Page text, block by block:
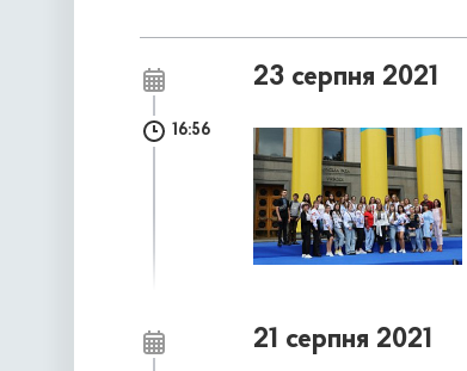
23 серпня 2021
16:56
21 серпня 2021